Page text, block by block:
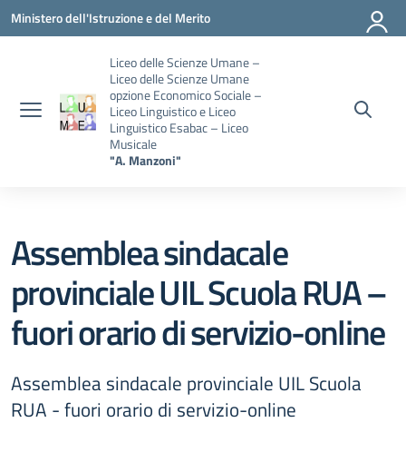
Vai ai contenuti
Vai al menu di navigazione
Vai al footer
Ministero dell'Istruzione e del Merito
Liceo delle Scienze Umane –
Liceo delle Scienze Umane
opzione Economico Sociale –
Liceo Linguistico e Liceo
Linguistico Esabac – Liceo
Musicale
"A. Manzoni"
Assemblea sindacale
provinciale UIL Scuola RUA –
fuori orario di servizio-online
Assemblea sindacale provinciale UIL Scuola
RUA - fuori orario di servizio-online